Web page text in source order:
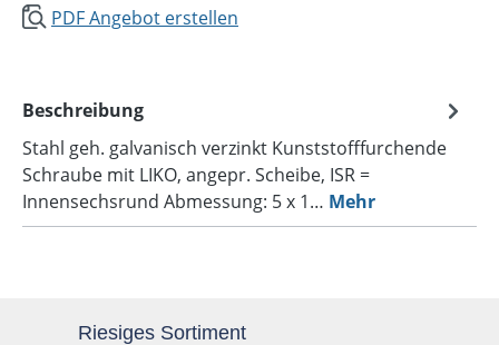
PDF Angebot erstellen
Beschreibung
Stahl geh. galvanisch verzinkt Kunststofffurchende
Schraube mit LIKO, angepr. Scheibe, ISR =
Innensechsrund Abmessung: 5 x 1… Mehr
Riesiges Sortiment